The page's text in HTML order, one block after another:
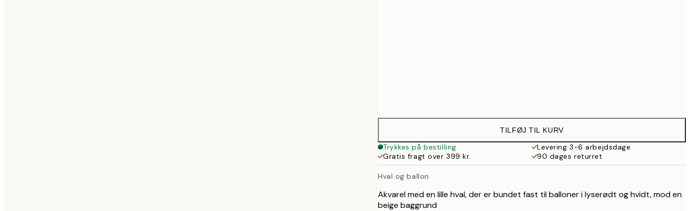
TILFØJ TIL KURV
Trykkes på bestilling
Levering 3-6 arbejdsdage
Gratis fragt over 399 kr.
90 dages returret
Hval og ballon
Akvarel med en lille hval, der er bundet fast til balloner i lyserødt og hvidt, mod en
beige baggrund